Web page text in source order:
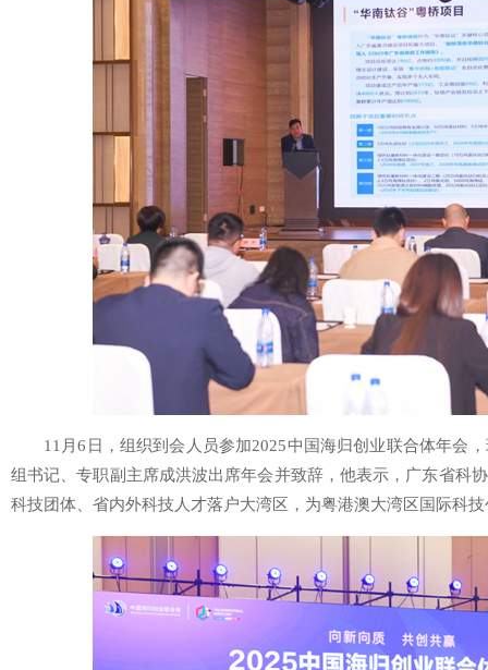
11月6日，组织到会人员参加2025中国海归创业联合体年会
组书记、专职副主席成洪波出席年会并致辞，他表示，广东省科
科技团体、省内外科技人才落户大湾区，为粤港澳大湾区国际科